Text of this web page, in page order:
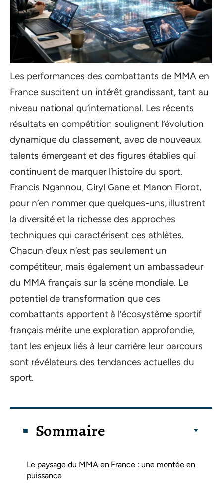
Les performances des combattants de MMA en
France suscitent un intérêt grandissant, tant au
niveau national qu’international. Les récents
résultats en compétition soulignent l’évolution
dynamique du classement, avec de nouveaux
talents émergeant et des figures établies qui
continuent de marquer l’histoire du sport.
Francis Ngannou, Ciryl Gane et Manon Fiorot,
pour n’en nommer que quelques-uns, illustrent
la diversité et la richesse des approches
techniques qui caractérisent ces athlètes.
Chacun d’eux n’est pas seulement un
compétiteur, mais également un ambassadeur
du MMA français sur la scène mondiale. Le
potentiel de transformation que ces
combattants apportent à l’écosystème sportif
français mérite une exploration approfondie,
tant les enjeux liés à leur carrière leur parcours
sont révélateurs des tendances actuelles du
sport.
Sommaire
Le paysage du MMA en France : une montée en
puissance